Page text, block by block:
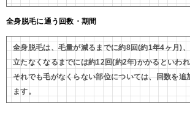
全身脱毛に通う回数・期間
全身脱毛は、毛量が減るまでに約8回(約1年4ヶ月)
立たなくなるまでには約12回(約2年)かかるといわ
それでも毛がなくらない部位については、回数を追
ます。